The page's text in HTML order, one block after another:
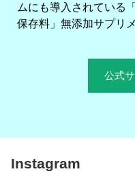
ムにも導入されている
保存料」無添加サプリ
公式
Instagram